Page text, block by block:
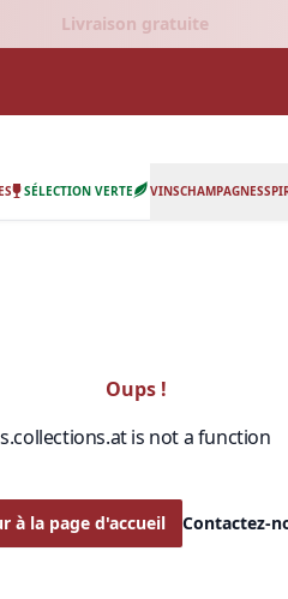
Livraison gratuite
SÉLECTION VERTE VINSCHAMPAGNES
Oups !
s.collections.at is not a function
à la page d'accueil Contactez-